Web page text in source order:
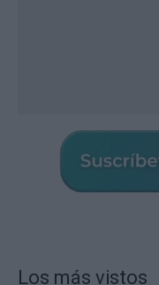
Los más vistos